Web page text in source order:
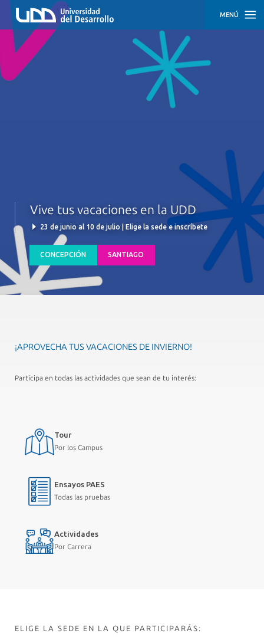
Vive tus vacaciones en la UDD
23 de junio al 10 de julio | Elige la sede e inscríbete
CONCEPCIÓN SANTIAGO
MENÚ
INICIO
CONCEPCIÓN
¡APROVECHA TUS VACACIONES DE INVIERNO!
Participa en todas las actividades que sean de tu interés:
Tour
Por los Campus
Ensayos PAES
Todas las pruebas
Actividades
Por Carrera
ELIGE LA SEDE EN LA QUE PARTICIPARÁS: